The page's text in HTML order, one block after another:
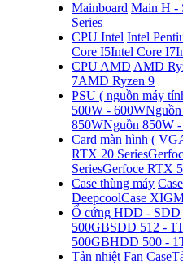
Mainboard Main H -
Series
CPU Intel Intel
Core I5Intel Core I7
CPU AMD AMD
7AMD Ryzen 9
PSU ( nguồn máy
500W - 600W
850WNguồn 850W
Card màn hình (
RTX 20 Series
SeriesGerfoce RTX
Case thùng máy
DeepcoolCase
Ổ cứng HDD - SDD
500GBSDD 512 -
500GBHDD 500 -
Tản nhiệt Fan Case